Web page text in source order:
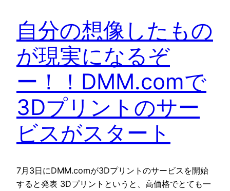
自分の想像したもの
が現実になるぞ
ー！！DMM.comで
3Dプリントのサー
ビスがスタート
7月3日にDMM.comが3Dプリントのサービスを開始
すると発表 3Dプリントというと、高価格でとても一